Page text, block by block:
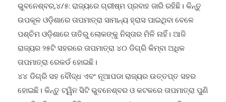
ଭୁବନେଶ୍ବର,୪/୫: ରାଜ୍ୟରେ ଗ୍ରୀଷ୍ମ ପ୍ରବାହ ଜାରି ରହିଛି। କିନ୍ତୁ
ଉପକୂଳ ଓଡ଼ିଶାରେ ତାପମାତ୍ରା ସାମାନ୍ୟ ହ୍ରାସ ପାଇଥିବା ବେଳେ
ପଶ୍ଚିମ ଓଡ଼ିଶାରେ ତାତିରୁ ଲୋକଙ୍କୁ ନିସ୍ତାର ମିଳି ନାହିଁ। ଆଜି
ରାଜ୍ୟର ୨୫ଟି ସହରରେ ତାପମାତ୍ରା ୪୦ ଡିଗ୍ରି କିମ୍ବା ଅଧିକ
ତାପମାତ୍ରା ରେକର୍ଡ ହୋଇଛି।
୪୪ ଡିଗ୍ରି ସହ ବୌଦ୍ଧ ଏବଂ ନୂଆପଡା ରାଜ୍ୟର ଉତ୍ତପ୍ତ ସହର
ହୋଇଛି। କିନ୍ତୁ ଟ୍ୱିନ ସିଟି ଭୁବନେଶ୍ବର ଓ କଟକରେ ତାପମାତ୍ରା ପୁଣି